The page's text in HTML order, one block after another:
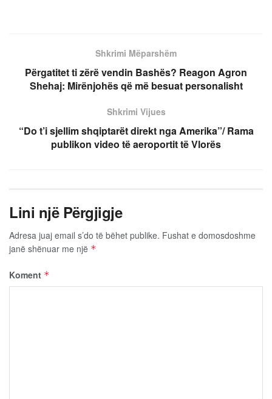
Shkrimi Mëparshëm
Përgatitet ti zërë vendin Bashës? Reagon Agron
Shehaj: Mirënjohës që më besuat personalisht
Shkrimi Vijues
“Do t’i sjellim shqiptarët direkt nga Amerika”/ Rama
publikon video të aeroportit të Vlorës
Lini një Përgjigje
Adresa juaj email s’do të bëhet publike. Fushat e domosdoshme
janë shënuar me një *
Koment *